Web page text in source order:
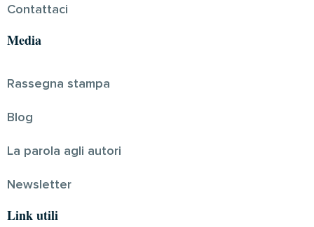
Contattaci
Media
Rassegna stampa
Blog
La parola agli autori
Newsletter
Link utili